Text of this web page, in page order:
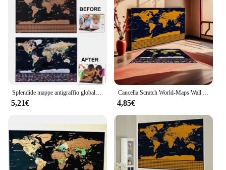
Splendide mappe antigraffio globali perfette-i viaggiatori Scratch off Maps con bandiera nazionale-bella decorazione da parete per qualsiasi stanza
5,21€
Cancella Scratch World-Maps Wall Art Big Scratch Off Maps Travel Scratch per mappe 83*58cm Room Home Office decorazione adesivi murali
4,85€